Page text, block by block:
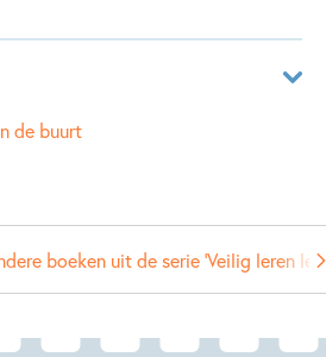
de buurt
boeken uit de serie 'Veilig leren